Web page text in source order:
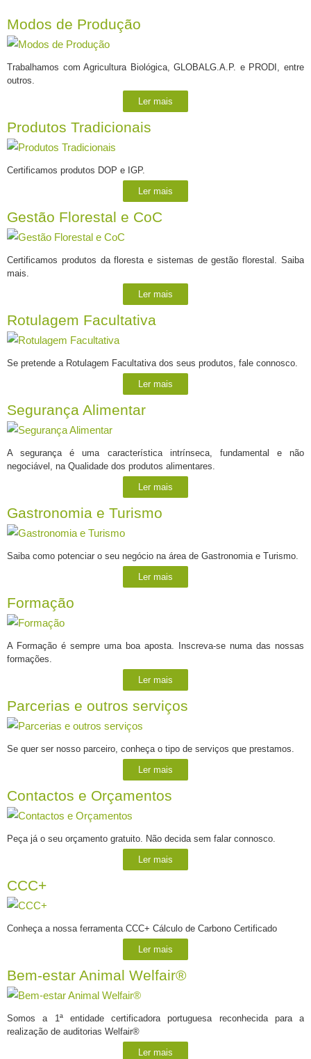
Modos de Produção
Trabalhamos com Agricultura Biológica, GLOBALG.A.P. e PRODI, entre
outros.
Ler mais
Produtos Tradicionais
Certificamos produtos DOP e IGP.
Ler mais
Gestão Florestal e CoC
Certificamos produtos da floresta e sistemas de gestão florestal. Saiba
mais.
Ler mais
Rotulagem Facultativa
Se pretende a Rotulagem Facultativa dos seus produtos, fale connosco.
Ler mais
Segurança Alimentar
A segurança é uma característica intrínseca, fundamental e não
negociável, na Qualidade dos produtos alimentares.
Ler mais
Gastronomia e Turismo
Saiba como potenciar o seu negócio na área de Gastronomia e Turismo.
Ler mais
Formação
A Formação é sempre uma boa aposta. Inscreva-se numa das nossas
formações.
Ler mais
Parcerias e outros serviços
Se quer ser nosso parceiro, conheça o tipo de serviços que prestamos.
Ler mais
Contactos e Orçamentos
Peça já o seu orçamento gratuito. Não decida sem falar connosco.
Ler mais
CCC+
Conheça a nossa ferramenta CCC+ Cálculo de Carbono Certificado
Ler mais
Bem-estar Animal Welfair®
Somos a 1ª entidade certificadora portuguesa reconhecida para a
realização de auditorias Welfair®
Ler mais